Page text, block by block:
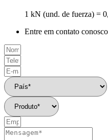
1 kN (und. de fuerza) =
Entre em contato conosco